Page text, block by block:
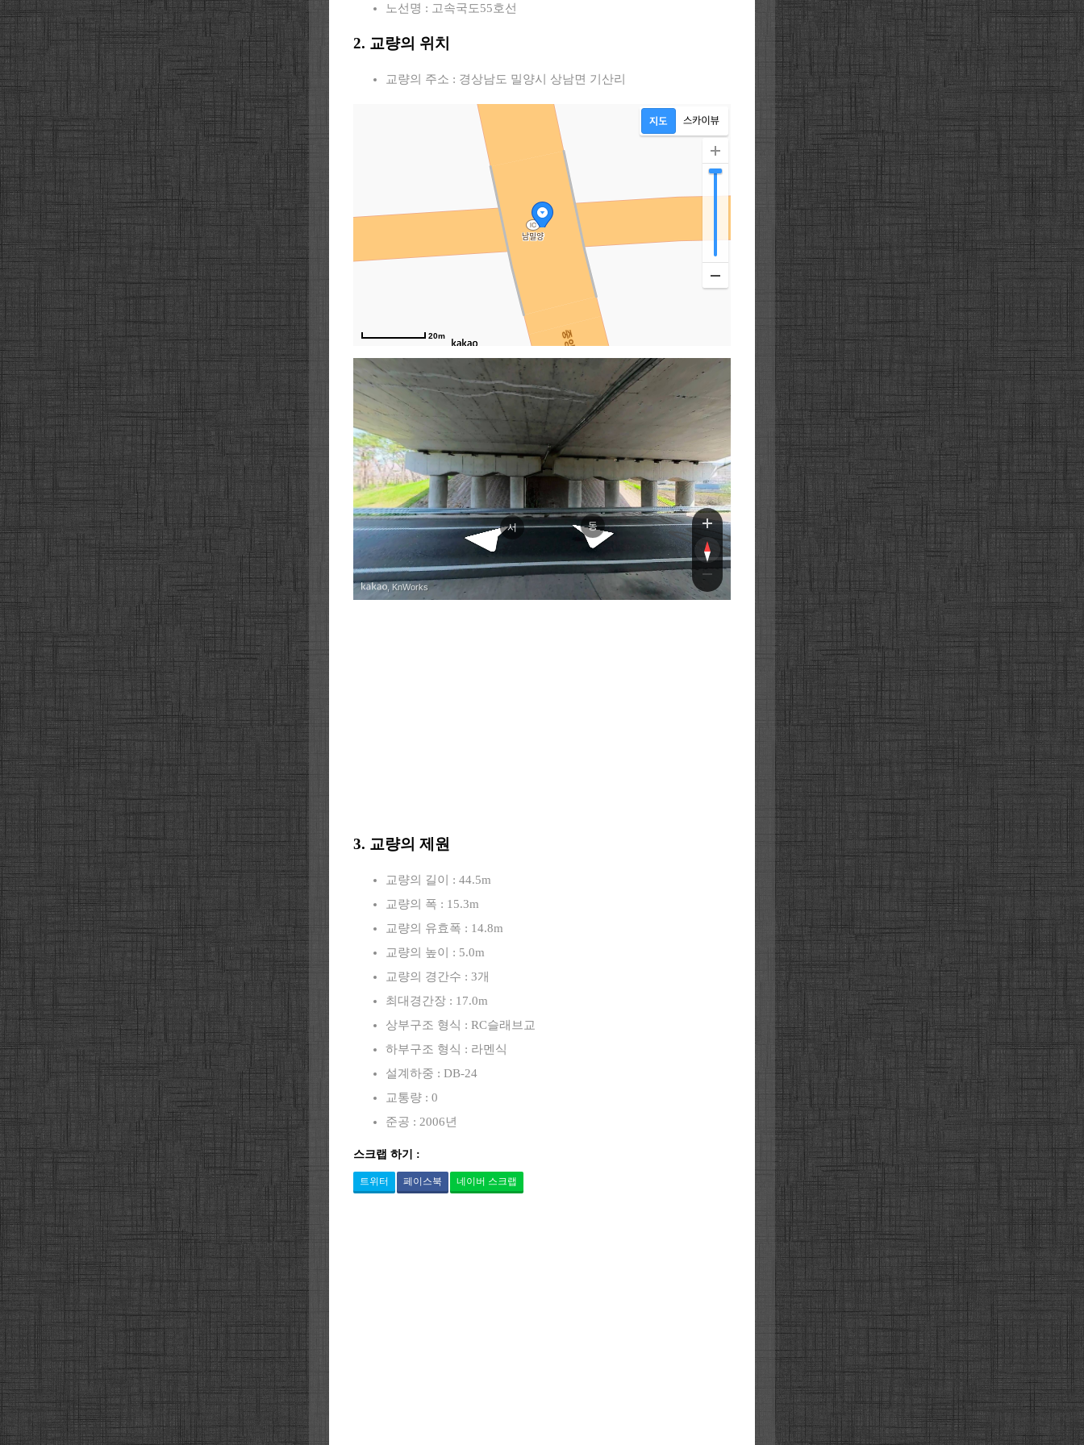
노선명 : 고속국도55호선
2. 교량의 위치
교량의 주소 : 경상남도 밀양시 상남면 기산리
20m
중앙고속도로
서 동
, KnWorks
3. 교량의 제원
교량의 길이 : 44.5m
교량의 폭 : 15.3m
교량의 유효폭 : 14.8m
교량의 높이 : 5.0m
교량의 경간수 : 3개
최대경간장 : 17.0m
상부구조 형식 : RC슬래브교
하부구조 형식 : 라멘식
설계하중 : DB-24
교통량 : 0
준공 : 2006년
스크랩 하기 :
트위터 페이스북 네이버 스크랩